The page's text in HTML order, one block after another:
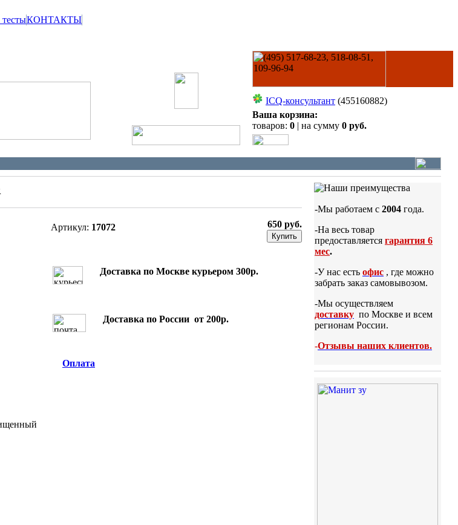
КОНТАКТЫ
ICQ-консультант (455160882)
Ваша корзина:
товаров: 0 | на сумму 0 руб.
Артикул: 17072 650 руб.
Купить
Доставка по Москве курьером 300р.
Доставка по России от 200р.
Оплата
-Мы работаем с 2004 года.
-На весь товар
предоставляется гарантия 6
мес.
-У нас есть офис , где можно
забрать заказ самовывозом.
-Мы осуществляем
доставку по Москве и всем
регионам России.
-Отзывы наших клиентов.